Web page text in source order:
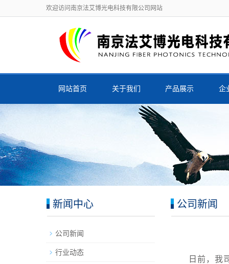
欢迎访问南京法艾博光电科技有限公司网站
网站首页 关于我们 产品展示 企
公司新闻
日前，我
新闻中心
公司新闻
行业动态